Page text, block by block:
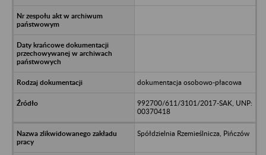
dokumentacja osobowo-płacowa
992700/611/3101/2017-SAK, UNP:
00370418
Spółdzielnia Rzemieślnicza, Pińczów